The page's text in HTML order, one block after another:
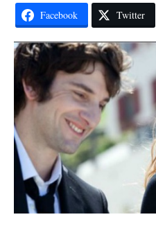
Facebook Twitter